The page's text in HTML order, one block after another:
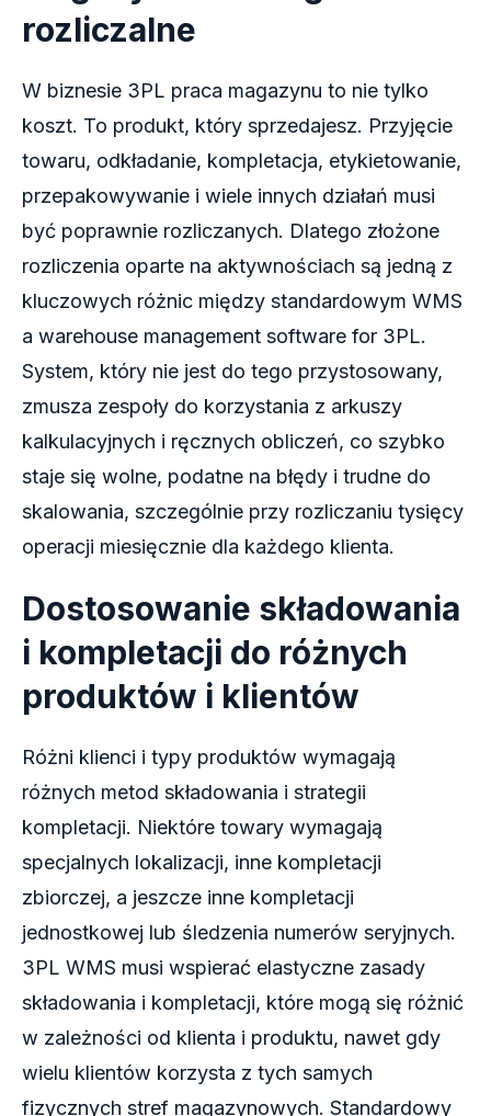
rozliczalne
W biznesie 3PL praca magazynu to nie tylko
koszt. To produkt, który sprzedajesz. Przyjęcie
towaru, odkładanie, kompletacja, etykietowanie,
przepakowywanie i wiele innych działań musi
być poprawnie rozliczanych. Dlatego złożone
rozliczenia oparte na aktywnościach są jedną z
kluczowych różnic między standardowym WMS
a warehouse management software for 3PL.
System, który nie jest do tego przystosowany,
zmusza zespoły do korzystania z arkuszy
kalkulacyjnych i ręcznych obliczeń, co szybko
staje się wolne, podatne na błędy i trudne do
skalowania, szczególnie przy rozliczaniu tysięcy
operacji miesięcznie dla każdego klienta.
Dostosowanie składowania
i kompletacji do różnych
produktów i klientów
Różni klienci i typy produktów wymagają
różnych metod składowania i strategii
kompletacji. Niektóre towary wymagają
specjalnych lokalizacji, inne kompletacji
zbiorczej, a jeszcze inne kompletacji
jednostkowej lub śledzenia numerów seryjnych.
3PL WMS musi wspierać elastyczne zasady
składowania i kompletacji, które mogą się różnić
w zależności od klienta i produktu, nawet gdy
wielu klientów korzysta z tych samych
fizycznych stref magazynowych. Standardowy